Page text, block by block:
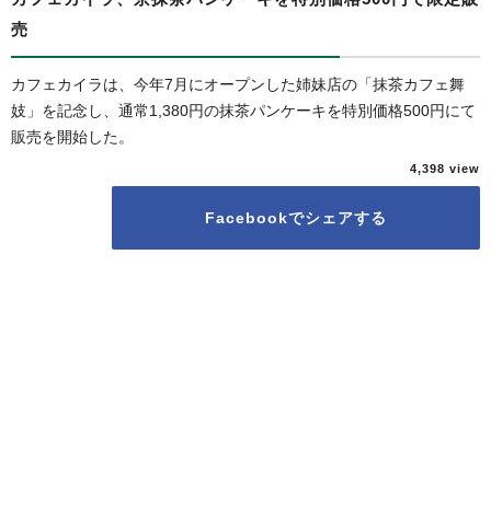
売
カフェカイラは、今年7月にオープンした姉妹店の「抹茶カフェ舞
妓」を記念し、通常1,380円の抹茶パンケーキを特別価格500円にて
販売を開始した。
4,398
Facebookでシェアする